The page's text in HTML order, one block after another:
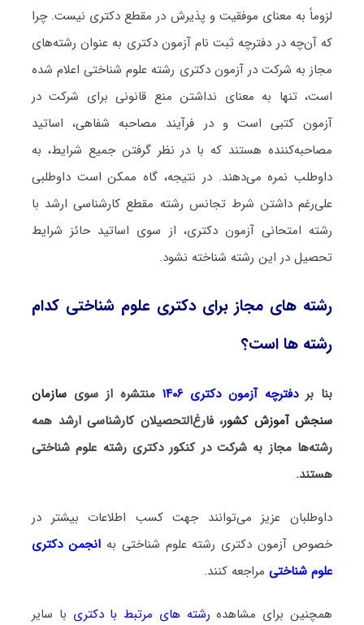
لزوماً به معنای موفقیت و پذیرش در مقطع دکتری نیست. چرا
که آن‌چه در دفترچه ثبت نام آزمون دکتری به عنوان رشته‌های
مجاز به شرکت در آزمون دکتری رشته علوم شناختی اعلام شده
است، تنها به معنای نداشتن منع قانونی برای شرکت در
آزمون کتبی است و در فرآیند مصاحبه شفاهی، اساتید
مصاحبه‌کننده هستند که با در نظر گرفتن جمیع شرایط، به
داوطلب نمره می‌دهند. در نتیجه، گاه ممکن است داوطلبی
علی‌رغم داشتن شرط تجانس رشته مقطع کارشناسی ارشد با
رشته امتحانی آزمون دکتری، از سوی اساتید حائز شرایط
تحصیل در این رشته شناخته نشود.
رشته های مجاز برای دکتری علوم شناختی کدام
رشته ها است؟
بنا بردفترچه آزمون دکتری ۱۴۰۶ منتشره از سویسازمان
سنجش آموزش کشور، فارغ‌التحصیلان کارشناسی ارشد همه
رشته‌ها مجاز به شرکت در کنکور دکتری رشته علوم شناختی
هستند.
داوطلبان عزیز می‌توانند جهت کسب اطلاعات بیشتر در
خصوص آزمون دکتری رشته علوم شناختی بهانجمن دکتری
علوم شناختی مراجعه کنند.
همچنین برای مشاهده رشته های مرتبط با دکتری با سایر